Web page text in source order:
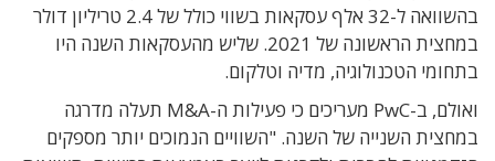
בהשוואה ל-32 אלף עסקאות בשווי כולל של 2.4 טריליון דולר
במחצית הראשונה של 2021. שליש מהעסקאות השנה היו
בתחומי הטכנולוגיה, מדיה וטלקום.
ואולם, ב-PwC מעריכים כי פעילות ה-M&A תעלה מדרגה
במחצית השנייה של השנה. "השוויים הנמוכים יותר מספקים